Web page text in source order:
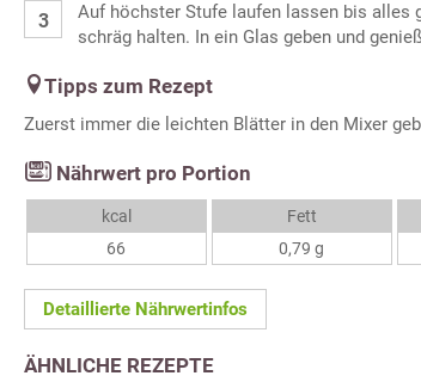
Auf höchster Stufe laufen lassen bis alles
schräg halten. In ein Glas geben und
Tipps zum Rezept
Zuerst immer die leichten Blätter in den Mixer
Nährwert pro Portion
kcal
66
Fett
0,79 g
Detaillierte Nährwertinfos
ÄHNLICHE REZEPTE